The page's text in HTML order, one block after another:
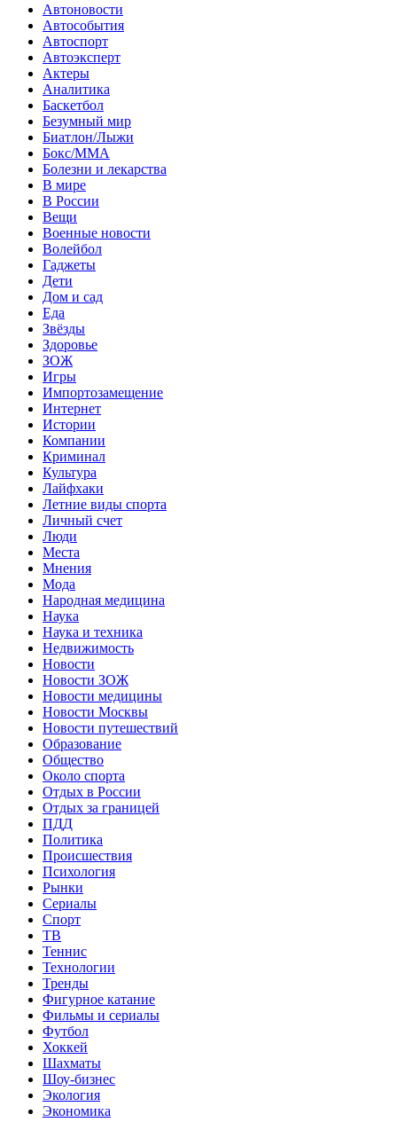
Автоновости
Автособытия
Автоспорт
Автоэксперт
Актеры
Аналитика
Баскетбол
Безумный мир
Биатлон/Лыжи
Бокс/MMA
Болезни и лекарства
В мире
В России
Вещи
Военные новости
Волейбол
Гаджеты
Дети
Дом и сад
Еда
Звёзды
Здоровье
ЗОЖ
Игры
Импортозамещение
Интернет
Истории
Компании
Криминал
Культура
Лайфхаки
Летние виды спорта
Личный счет
Люди
Места
Мнения
Мода
Народная медицина
Наука
Наука и техника
Недвижимость
Новости
Новости ЗОЖ
Новости медицины
Новости Москвы
Новости путешествий
Образование
Общество
Около спорта
Отдых в России
Отдых за границей
ПДД
Политика
Происшествия
Психология
Рынки
Сериалы
Спорт
ТВ
Теннис
Технологии
Тренды
Фигурное катание
Фильмы и сериалы
Футбол
Хоккей
Шахматы
Шоу-бизнес
Экология
Экономика